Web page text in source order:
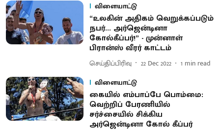
விளையாட்டு
“உலகின் அதிகம் வெறுக்கப்படும்
நபர்... அர்ஜென்டினா
கோல்கீப்பர்!” - முன்னாள்
பிரான்ஸ் வீரர் காட்டம்
செய்திப்பிரிவு 22 Dec 2022 1 min read
விளையாட்டு
கையில் எம்பாப்பே பொம்மை:
வெற்றிப் பேரணியில்
சர்ச்சையில் சிக்கிய
அர்ஜென்டினா கோல் கீப்பர்